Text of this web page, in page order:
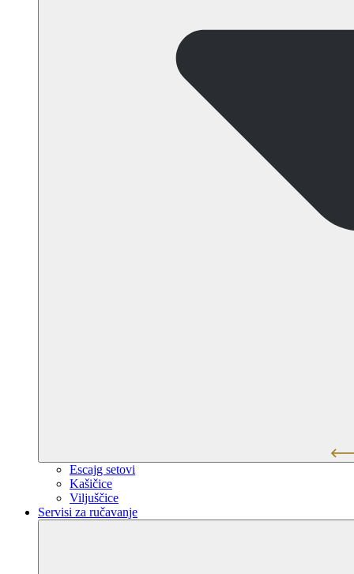
Escajg setovi
Kašičice
Viljuščice
Servisi za ručavanje